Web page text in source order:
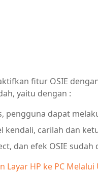
fitur OSIE
yaitu dengan :
pengguna dapat
kendali, carilah dan
dan efek OSIE
Layar HP ke PC